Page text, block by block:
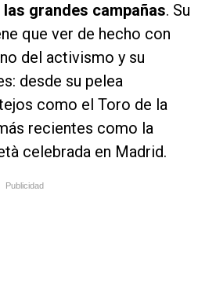
grandes campañas. Su
que ver de hecho con
del activismo y su
desde su pelea
como el Toro de la
recientes como la
celebrada en Madrid.
Publicidad